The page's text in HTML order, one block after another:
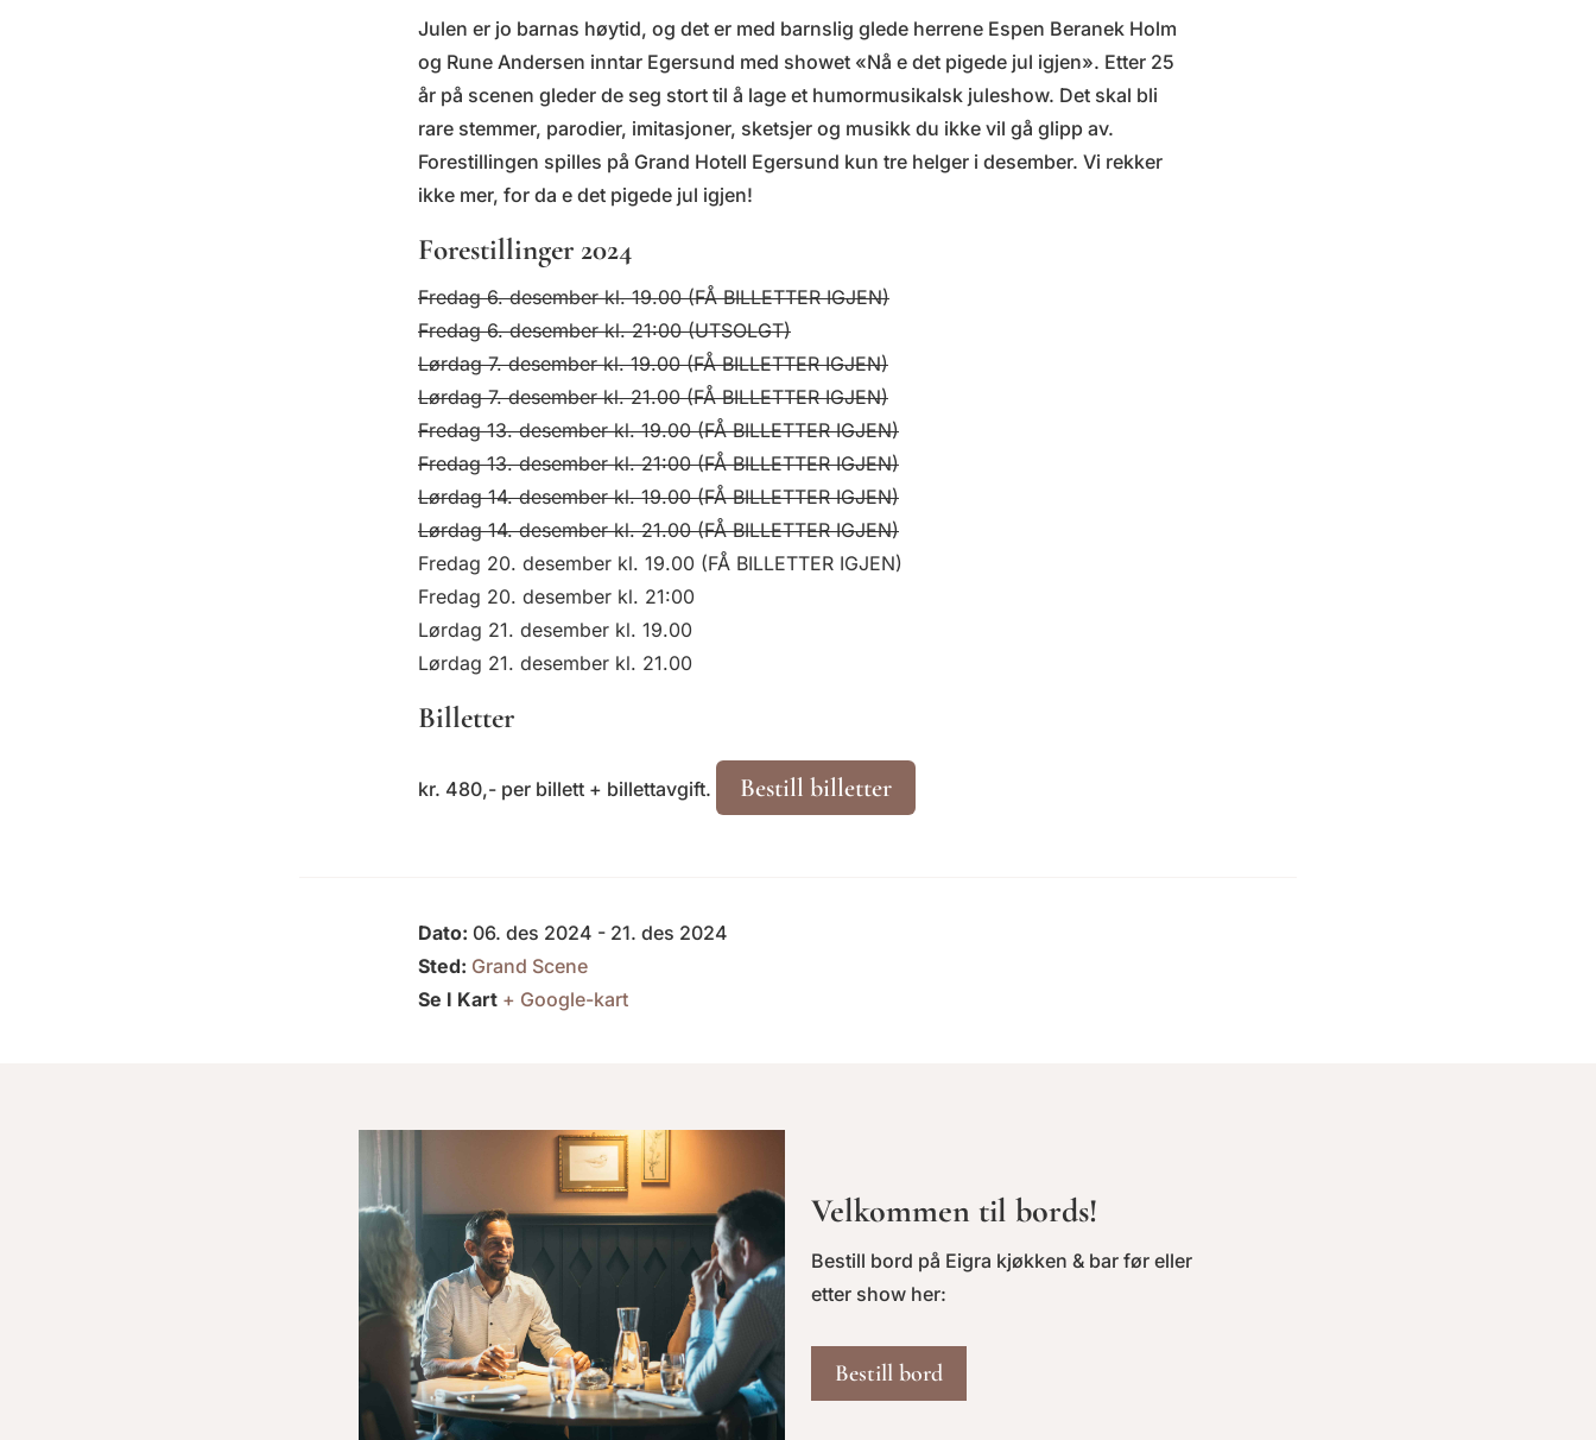
Julen er jo barnas høytid, og det er med barnslig glede herrene Espen Beranek Holm
og Rune Andersen inntar Egersund med showet «Nå e det pigede jul igjen». Etter 25
år på scenen gleder de seg stort til å lage et humormusikalsk juleshow. Det skal bli
rare stemmer, parodier, imitasjoner, sketsjer og musikk du ikke vil gå glipp av.
Forestillingen spilles på Grand Hotell Egersund kun tre helger i desember. Vi rekker
ikke mer, for da e det pigede jul igjen!
Forestillinger 2024
Fredag 6. desember kl. 19.00 (FÅ BILLETTER IGJEN)
Fredag 6. desember kl. 21:00 (UTSOLGT)
Lørdag 7. desember kl. 19.00 (FÅ BILLETTER IGJEN)
Lørdag 7. desember kl. 21.00 (FÅ BILLETTER IGJEN)
Fredag 13. desember kl. 19.00 (FÅ BILLETTER IGJEN)
Fredag 13. desember kl. 21:00 (FÅ BILLETTER IGJEN)
Lørdag 14. desember kl. 19.00 (FÅ BILLETTER IGJEN)
Lørdag 14. desember kl. 21.00 (FÅ BILLETTER IGJEN)
Fredag 20. desember kl. 19.00 (FÅ BILLETTER IGJEN)
Fredag 20. desember kl. 21:00
Lørdag 21. desember kl. 19.00
Lørdag 21. desember kl. 21.00
Billetter
kr. 480,- per billett + billettavgift. Bestill billetter
Dato: 06. des 2024 - 21. des 2024
Sted: Grand Scene
Se I Kart + Google-kart
Velkommen til bords!
Bestill bord på Eigra kjøkken & bar før eller
etter show her:
Bestill bord